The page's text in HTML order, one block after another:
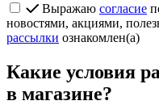
Выражаю согласие
новостями, акциями,
рассылки ознакомлен(а)
Какие условия
в магазине?